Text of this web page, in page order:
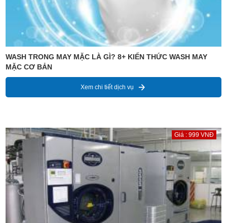
WASH TRONG MAY MẶC LÀ GÌ? 8+ KIẾN THỨC WASH MAY
MẶC CƠ BẢN
Xem chi tiết dịch vụ
Giá : 999 VNĐ